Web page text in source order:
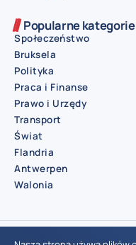
Popularne kategorie
Społeczeństwo
Bruksela
Polityka
Praca i Finanse
Prawo i Urzędy
Transport
Świat
Flandria
Antwerpen
Walonia
© Aktualnosci.be –